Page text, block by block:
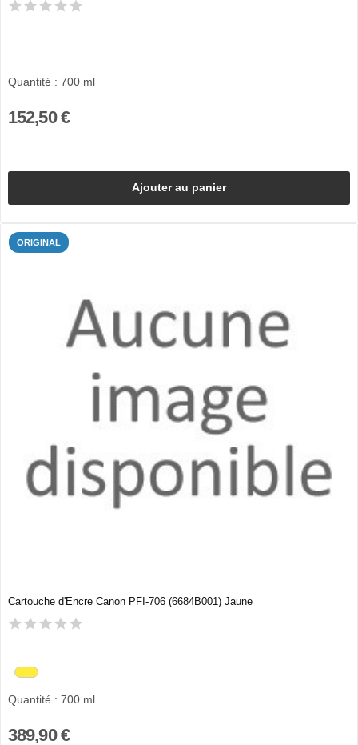
Quantité : 700 ml
152,50 €
Ajouter au panier
ORIGINAL
Cartouche d'Encre Canon PFI-706 (6684B001) Jaune
Quantité : 700 ml
389,90 €